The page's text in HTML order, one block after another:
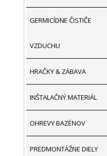
GERMICÍDNE ČISTIČE
VZDUCHU
HRAČKY & ZÁBAVA
INŠTALAČNÝ MATERIÁL
OHREVY BAZÉNOV
PREDMONTÁŽNE DIELY